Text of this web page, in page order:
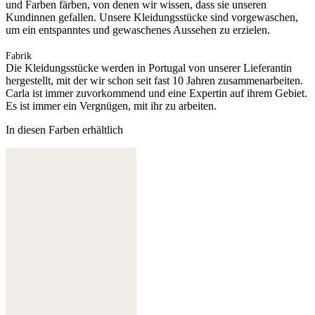
und Farben färben, von denen wir wissen, dass sie unseren
Kundinnen gefallen. Unsere Kleidungsstücke sind vorgewaschen,
um ein entspanntes und gewaschenes Aussehen zu erzielen.
Fabrik
Die Kleidungsstücke werden in Portugal von unserer Lieferantin
hergestellt, mit der wir schon seit fast 10 Jahren zusammenarbeiten.
Carla ist immer zuvorkommend und eine Expertin auf ihrem Gebiet.
Es ist immer ein Vergnügen, mit ihr zu arbeiten.
In diesen Farben erhältlich